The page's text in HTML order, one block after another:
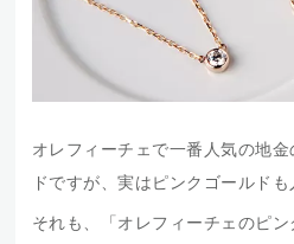
オレフィーチェで一番人気の地
ドですが、実はピンクゴールドも
それも、「オレフィーチェのピ